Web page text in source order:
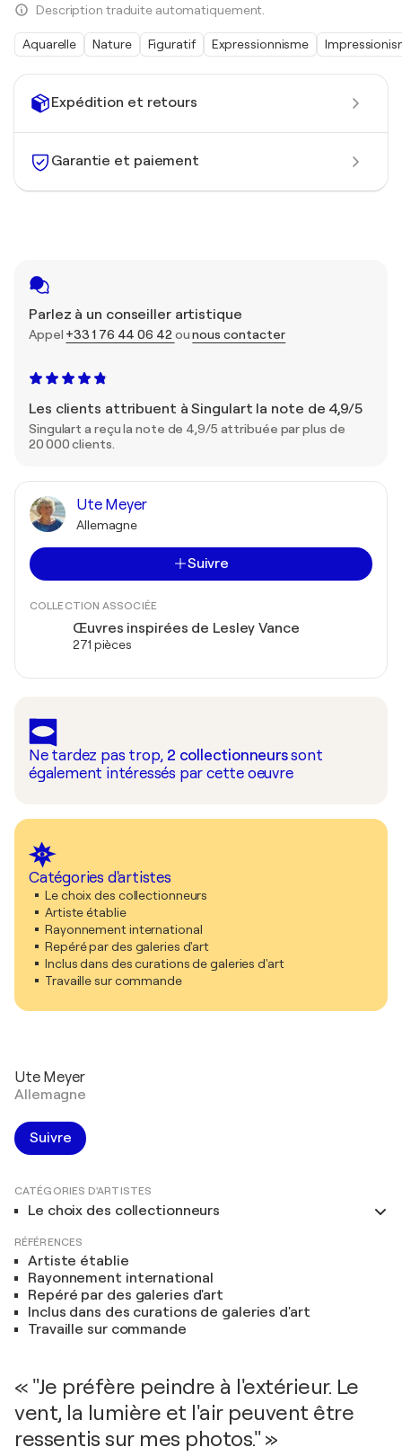
Expédition et retours
Garantie et paiement
Parlez à un conseiller artistique
Appel +33 1 76 44 06 42 ounous contacter
Les clients attribuent à Singulart la note de 4,9/5
Singulart a reçu la note de 4,9/5 attribuée par plus de
20 000 clients.
Ute Meyer
Allemagne
Suivre
COLLECTION ASSOCIÉE
Œuvres inspirées de Lesley Vance
271 pièces
Ne tardez pas trop, 2 collectionneurssont
également intéressés par cette oeuvre
Catégories d'artistes
Le choix des collectionneurs
Artiste établie
Rayonnement international
Repéré par des galeries d'art
Inclus dans des curations de galeries d'art
Travaille sur commande
Description traduite automatiquement.
Aquarelle Nature Figuratif Expressionnisme
Ute Meyer
Allemagne
Suivre
CATÉGORIES D'ARTISTES
Le choix des collectionneurs
RÉFÉRENCES
Artiste établie
Rayonnement international
Repéré par des galeries d'art
Inclus dans des curations de galeries d'art
Travaille sur commande
« "Je préfère peindre à l'extérieur. Le
vent, la lumière et l'air peuvent être
ressentis sur mes photos." »